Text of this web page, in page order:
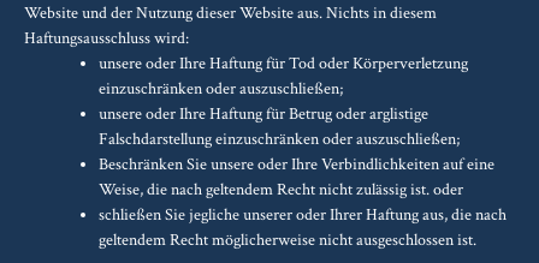
Website und der Nutzung dieser Website aus. Nichts in diesem
Haftungsausschluss wird:
unsere oder Ihre Haftung für Tod oder Körperverletzung
einzuschränken oder auszuschließen;
unsere oder Ihre Haftung für Betrug oder arglistige
Falschdarstellung einzuschränken oder auszuschließen;
Beschränken Sie unsere oder Ihre Verbindlichkeiten auf eine
Weise, die nach geltendem Recht nicht zulässig ist. oder
schließen Sie jegliche unserer oder Ihrer Haftung aus, die nach
geltendem Recht möglicherweise nicht ausgeschlossen ist.